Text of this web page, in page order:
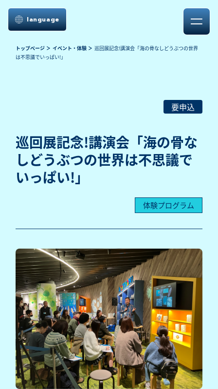
language
トップページ イベント・体験
巡回展記念!講演会「海の骨なしどうぶつの世界
は不思議でいっぱい!」
要申込
巡回展記念!講演会「海の骨な
しどうぶつの世界は不思議で
いっぱい!」
体験プログラム